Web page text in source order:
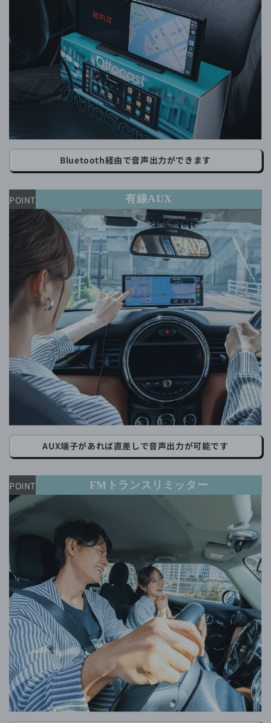
Bluetooth経由で音声出力ができます
POINT 有線AUX
AUX端子があれば直差しで音声出力が可能です
POINT FMトランスリミッター